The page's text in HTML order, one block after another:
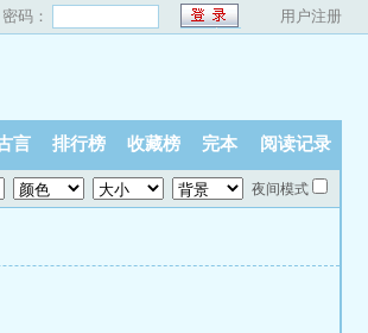
密码： 用户注册
言 排行榜 收藏榜 完本 阅读记录
夜间模式